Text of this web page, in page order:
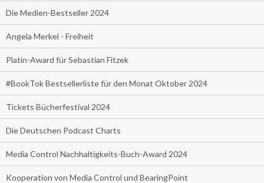
Die Medien-Bestseller 2024
Angela Merkel - Freiheit
Platin-Award für Sebastian Fitzek
#BookTok Bestsellerliste für den Monat Oktober 2024
Tickets Bücherfestival 2024
Die Deutschen Podcast Charts
Media Control Nachhaltigkeits-Buch-Award 2024
Kooperation von Media Control und BearingPoint